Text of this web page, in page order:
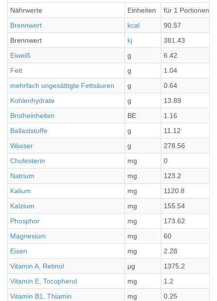
Nährwerte
Einheiten
für 1 Portionen
Brennwert
kcal
90.57
Brennwert
kj
381.43
Eiweiß
g
6.42
Fett
g
1.04
mehrfach ungesättigte Fettsäuren
g
0.64
Kohlenhydrate
g
13.89
Brotheinheiten
BE
1.16
Ballaststoffe
g
11.12
Wasser
g
278.56
Cholesterin
mg
0
Natrium
mg
123.2
Kalium
mg
1120.8
Kalzium
mg
155.54
Phosphor
mg
173.62
Magnesium
mg
60
Eisen
mg
2.28
Vitamin A, Retinol
µg
1375.2
Vitamin E, Tocopherol
mg
1.2
Vitamin B1, Thiamin
mg
0.25